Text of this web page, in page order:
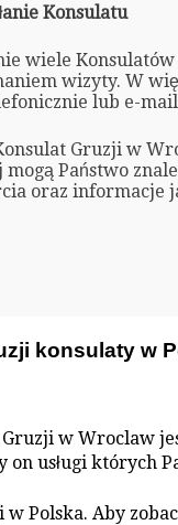
Konsulatu
wiele
wizyty. W
lub e-
Gruzji w
Państwo
oraz informacje
konsulaty w
w Wroclaw
usługi których
Polska. Aby